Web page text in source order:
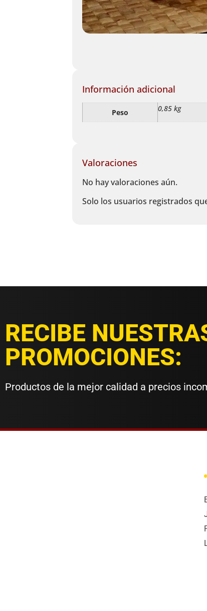
Información adicional
Peso 0,85 kg
Valoraciones
No hay valoraciones aún.
Solo los usuarios registrados
RECIBE
PROMOCIONES:
Productos de la mejor calidad a precios